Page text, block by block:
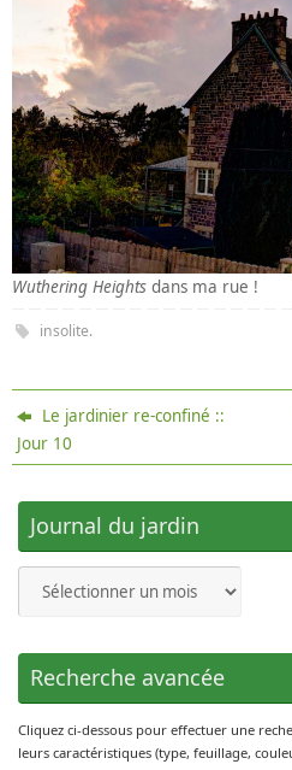
Wuthering Heights dans ma rue !
insolite.
Le jardinier re-confiné ::
Jour 10
Journal du jardin
Recherche avancée
Cliquez ci-dessous pour effectuer une
leurs caractéristiques (type, feuillage,